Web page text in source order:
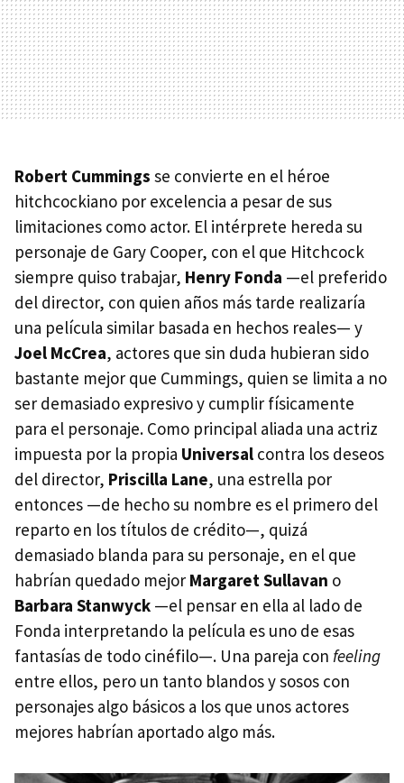
Robert Cummings se convierte en el héroe
hitchcockiano por excelencia a pesar de sus
limitaciones como actor. El intérprete hereda su
personaje de Gary Cooper, con el que Hitchcock
siempre quiso trabajar, Henry Fonda —el preferido
del director, con quien años más tarde realizaría
una película similar basada en hechos reales— y
Joel McCrea, actores que sin duda hubieran sido
bastante mejor que Cummings, quien se limita a no
ser demasiado expresivo y cumplir físicamente
para el personaje. Como principal aliada una actriz
impuesta por la propia Universal contra los deseos
del director, Priscilla Lane, una estrella por
entonces —de hecho su nombre es el primero del
reparto en los títulos de crédito—, quizá
demasiado blanda para su personaje, en el que
habrían quedado mejor Margaret Sullavan o
Barbara Stanwyck —el pensar en ella al lado de
Fonda interpretando la película es uno de esas
fantasías de todo cinéfilo—. Una pareja con feeling
entre ellos, pero un tanto blandos y sosos con
personajes algo básicos a los que unos actores
mejores habrían aportado algo más.